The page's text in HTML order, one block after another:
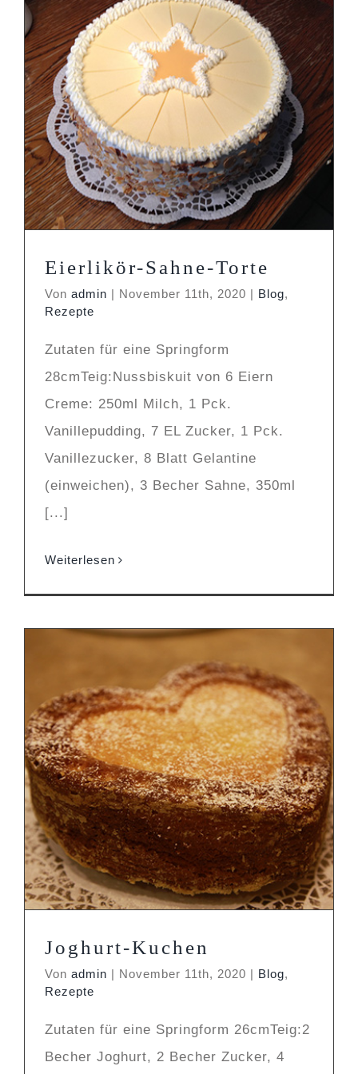
Eierlikör-Sahne-Torte
Blog Rezepte
Eierlikör-Sahne-Torte
Von admin | November 11th, 2020 | Blog,
Rezepte
Zutaten für eine Springform
28cmTeig:Nussbiskuit von 6 Eiern
Creme: 250ml Milch, 1 Pck.
Vanillepudding, 7 EL Zucker, 1 Pck.
Vanillezucker, 8 Blatt Gelantine
(einweichen), 3 Becher Sahne, 350ml
[...]
Weiterlesen
Joghurt-Kuchen
Blog Rezepte
Joghurt-Kuchen
Von admin | November 11th, 2020 | Blog,
Rezepte
Zutaten für eine Springform 26cmTeig:2
Becher Joghurt, 2 Becher Zucker, 4